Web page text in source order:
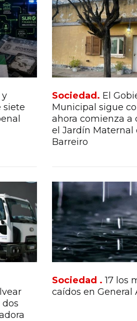
y
siete
Sociedad. El
Municipal sigue
ahora comienza a
el Jardín Maternal
Barreiro
dos
Sociedad .17 los
caídos en General